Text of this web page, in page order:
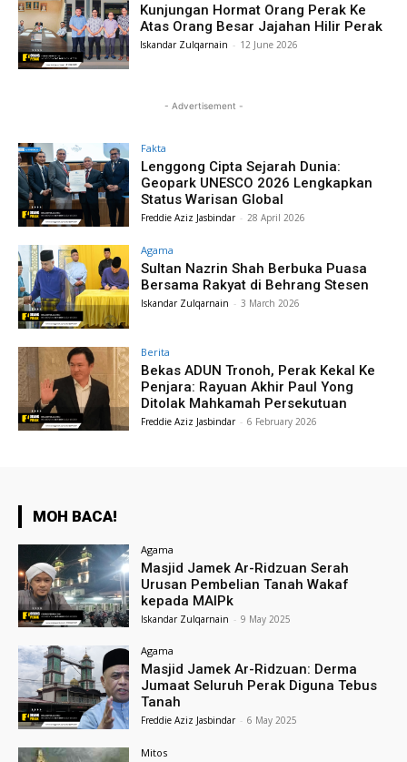
Kunjungan Hormat Orang Perak Ke
Atas Orang Besar Jajahan Hilir Perak
Iskandar Zulqarnain - 12 June 2026
- Advertisement -
Fakta
Lenggong Cipta Sejarah Dunia:
Geopark UNESCO 2026 Lengkapkan
Status Warisan Global
Freddie Aziz Jasbindar - 28 April 2026
Agama
Sultan Nazrin Shah Berbuka Puasa
Bersama Rakyat di Behrang Stesen
Iskandar Zulqarnain - 3 March 2026
Berita
Bekas ADUN Tronoh, Perak Kekal Ke
Penjara: Rayuan Akhir Paul Yong
Ditolak Mahkamah Persekutuan
Freddie Aziz Jasbindar - 6 February 2026
MOH BACA!
Agama
Masjid Jamek Ar-Ridzuan Serah
Urusan Pembelian Tanah Wakaf
kepada MAIPk
Iskandar Zulqarnain - 9 May 2025
Agama
Masjid Jamek Ar-Ridzuan: Derma
Jumaat Seluruh Perak Diguna Tebus
Tanah
Freddie Aziz Jasbindar - 6 May 2025
Mitos